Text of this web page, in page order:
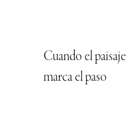
Cuando el paisaje
marca el paso